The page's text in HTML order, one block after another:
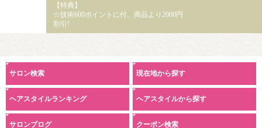
【特典】
☆技術600ポイントに付、商品より2000円
割引!
サロン検索 現在地から探す
ヘアスタイルランキング ヘアスタイルから探す
サロンブログ クーポン検索